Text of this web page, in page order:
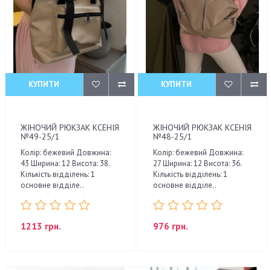
КУПИТИ
ЖІНОЧИЙ РЮКЗАК КСЕНІЯ
№49-25/1
Колір: бежевий Довжина:
43 Ширина: 12 Висота: 38.
Кількість відділень: 1
основне відділе..
1213 грн.
КУПИТИ
ЖІНОЧИЙ РЮКЗАК КСЕНІЯ
№48-25/1
Колір: бежевий Довжина:
27 Ширина: 12 Висота: 36.
Кількість відділень: 1
основне відділе..
976 грн.